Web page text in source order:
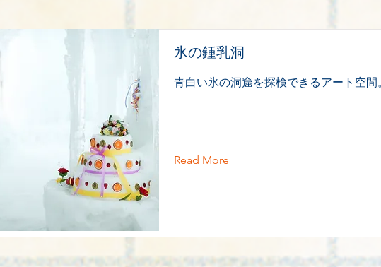
氷の鍾乳洞
青白い氷の洞窟を探検できるアート空間
Read More